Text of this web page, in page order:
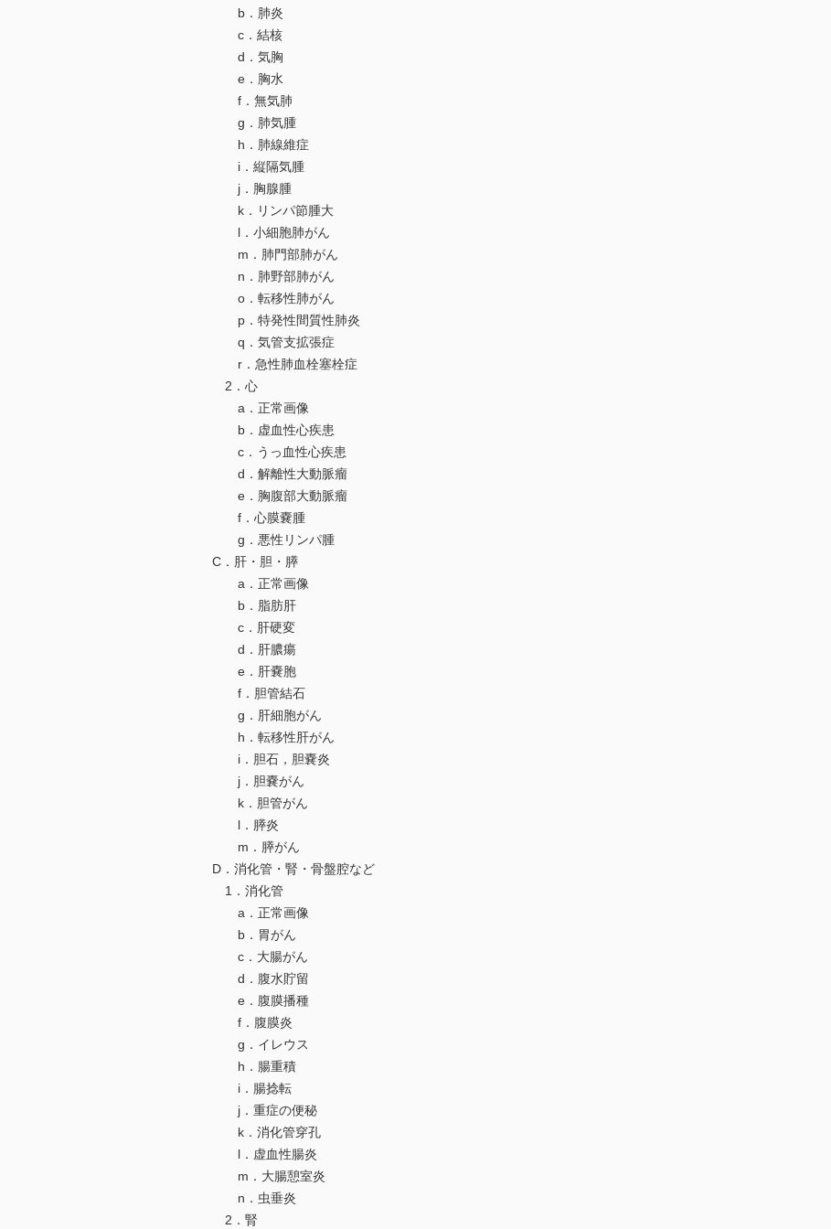
b．肺炎
c．結核
d．気胸
e．胸水
f．無気肺
g．肺気腫
h．肺線維症
i．縦隔気腫
j．胸腺腫
k．リンパ節腫大
l．小細胞肺がん
m．肺門部肺がん
n．肺野部肺がん
o．転移性肺がん
p．特発性間質性肺炎
q．気管支拡張症
r．急性肺血栓塞栓症
2．心
a．正常画像
b．虚血性心疾患
c．うっ血性心疾患
d．解離性大動脈瘤
e．胸腹部大動脈瘤
f．心膜嚢腫
g．悪性リンパ腫
C．肝・胆・膵
a．正常画像
b．脂肪肝
c．肝硬変
d．肝膿瘍
e．肝嚢胞
f．胆管結石
g．肝細胞がん
h．転移性肝がん
i．胆石，胆嚢炎
j．胆嚢がん
k．胆管がん
l．膵炎
m．膵がん
D．消化管・腎・骨盤腔など
1．消化管
a．正常画像
b．胃がん
c．大腸がん
d．腹水貯留
e．腹膜播種
f．腹膜炎
g．イレウス
h．腸重積
i．腸捻転
j．重症の便秘
k．消化管穿孔
l．虚血性腸炎
m．大腸憩室炎
n．虫垂炎
2．腎